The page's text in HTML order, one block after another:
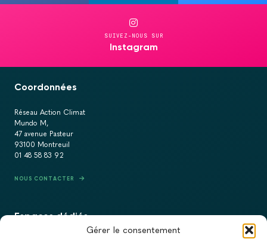
Gérer le consentement
SUIVEZ-NOUS SUR
Instagram
Coordonnées
Réseau Action Climat
Mundo M,
47 avenue Pasteur
93100 Montreuil
01 48 58 83 92
NOUS CONTACTER
Espaces dédiés